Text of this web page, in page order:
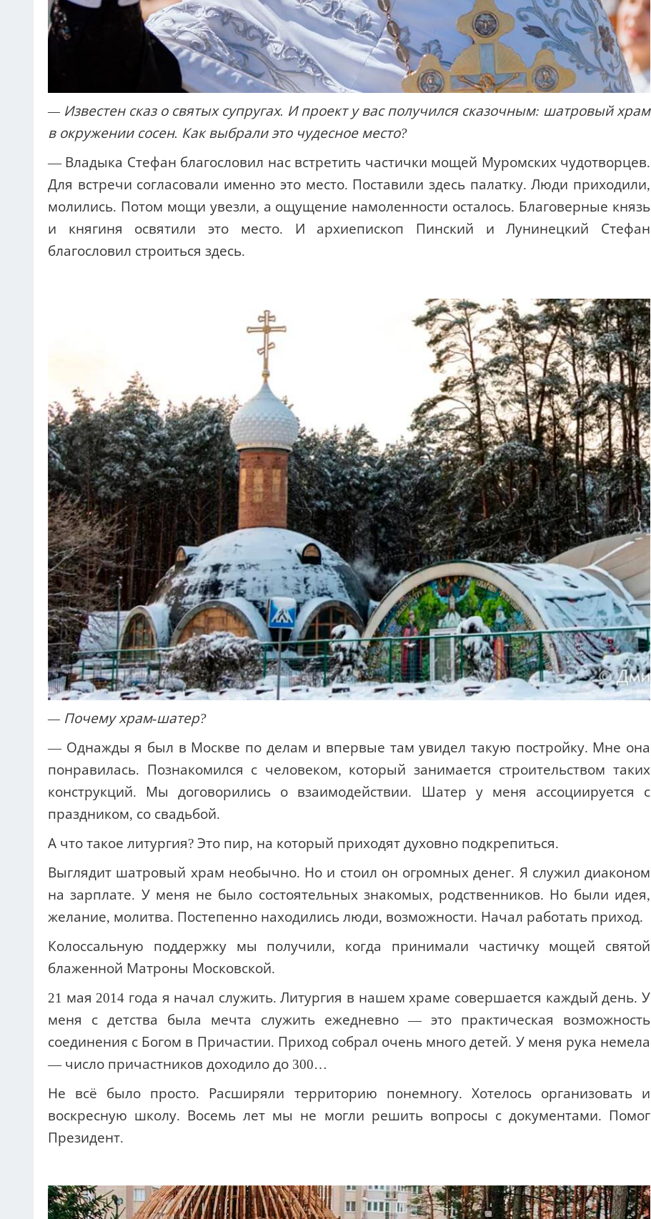
— Известен сказ о святых супругах. И проект у вас получился сказочным: шатровый храм
в окружении сосен. Как выбрали это чудесное место?
— Владыка Стефан благословил нас встретить частички мощей Муромских чудотворцев.
Для встречи согласовали именно это место. Поставили здесь палатку. Люди приходили,
молились. Потом мощи увезли, а ощущение намоленности осталось. Благоверные князь
и княгиня освятили это место. И архиепископ Пинский и Лунинецкий Стефан
благословил строиться здесь.
— Почему храм-шатер?
— Однажды я был в Москве по делам и впервые там увидел такую постройку. Мне она
понравилась. Познакомился с человеком, который занимается строительством таких
конструкций. Мы договорились о взаимодействии. Шатер у меня ассоциируется с
праздником, со свадьбой.
А что такое литургия? Это пир, на который приходят духовно подкрепиться.
Выглядит шатровый храм необычно. Но и стоил он огромных денег. Я служил диаконом
на зарплате. У меня не было состоятельных знакомых, родственников. Но были идея,
желание, молитва. Постепенно находились люди, возможности. Начал работать приход.
Колоссальную поддержку мы получили, когда принимали частичку мощей святой
блаженной Матроны Московской.
21 мая 2014 года я начал служить. Литургия в нашем храме совершается каждый день. У
меня с детства была мечта служить ежедневно — это практическая возможность
соединения с Богом в Причастии. Приход собрал очень много детей. У меня рука немела
— число причастников доходило до 300…
Не всё было просто. Расширяли территорию понемногу. Хотелось организовать и
воскресную школу. Восемь лет мы не могли решить вопросы с документами. Помог
Президент.